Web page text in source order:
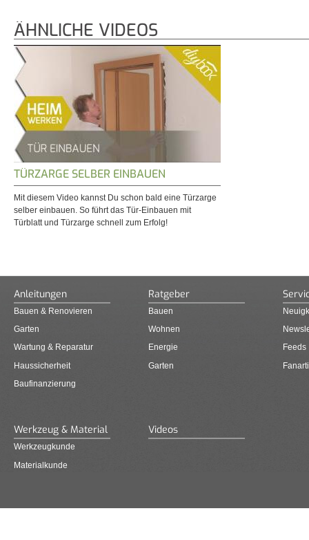
ÄHNLICHE VIDEOS
TÜRZARGE SELBER EINBAUEN
Mit diesem Video kannst Du schon bald eine Türzarge
selber einbauen. So führt das Tür-Einbauen mit
Türblatt und Türzarge schnell zum Erfolg!
Anleitungen
Bauen & Renovieren
Garten
Wartung & Reparatur
Haussicherheit
Baufinanzierung
Ratgeber
Bauen
Wohnen
Energie
Garten
Feeds
Werkzeug & Material
Werkzeugkunde
Materialkunde
Videos